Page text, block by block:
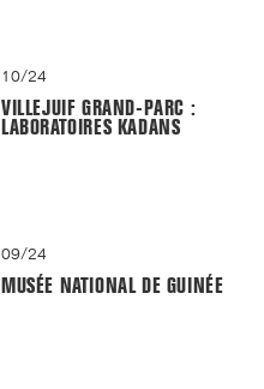
10/24
VILLEJUIF GRAND-PARC :
LABORATOIRES KADANS
09/24
MUSÉE NATIONAL DE GUINÉE